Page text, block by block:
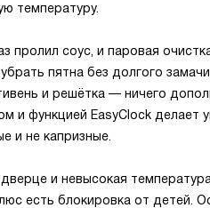
температуру.
пролил соус, и паровая
пятна без долгого
и решётка — ничего
и функцией EasyClock делает
и не капризные.
и невысокая
есть блокировка от детей.